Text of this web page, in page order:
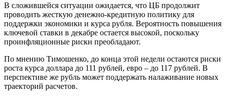
В сложившейся ситуации ожидается, что ЦБ продолжит
проводить жесткую денежно-кредитную политику для
поддержки экономики и курса рубля. Вероятность повышения
ключевой ставки в декабре остается высокой, поскольку
проинфляционные риски преобладают.
По мнению Тимошенко, до конца этой недели остаются риски
роста курса доллара до 111 рублей, евро – до 117 рублей. В
перспективе же рубль может поддержать налаживание новых
траекторий расчетов.